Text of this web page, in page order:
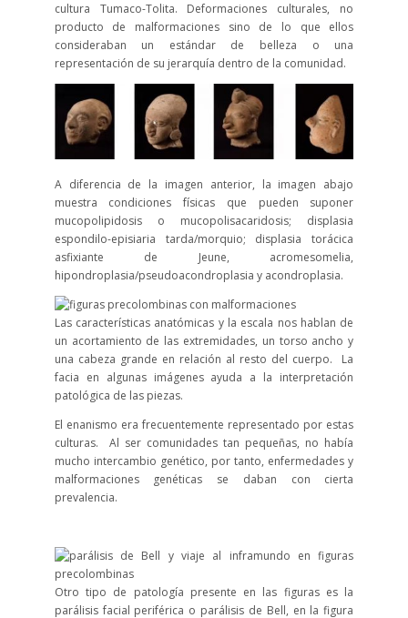
cultura Tumaco-Tolita. Deformaciones culturales, no
producto de malformaciones sino de lo que ellos
consideraban un estándar de belleza o una
representación de su jerarquía dentro de la comunidad.
A diferencia de la imagen anterior, la imagen abajo
muestra condiciones físicas que pueden suponer
mucopolipidosis o mucopolisacaridosis; displasia
espondilo-episiaria tarda/morquio; displasia torácica
asfixiante de Jeune, acromesomelia,
hipondroplasia/pseudoacondroplasia y acondroplasia.
Las características anatómicas y la escala nos hablan de
un acortamiento de las extremidades, un torso ancho y
una cabeza grande en relación al resto del cuerpo. La
facia en algunas imágenes ayuda a la interpretación
patológica de las piezas.
El enanismo era frecuentemente representado por estas
culturas. Al ser comunidades tan pequeñas, no había
mucho intercambio genético, por tanto, enfermedades y
malformaciones genéticas se daban con cierta
prevalencia.
Otro tipo de patología presente en las figuras es la
parálisis facial periférica o parálisis de Bell, en la figura